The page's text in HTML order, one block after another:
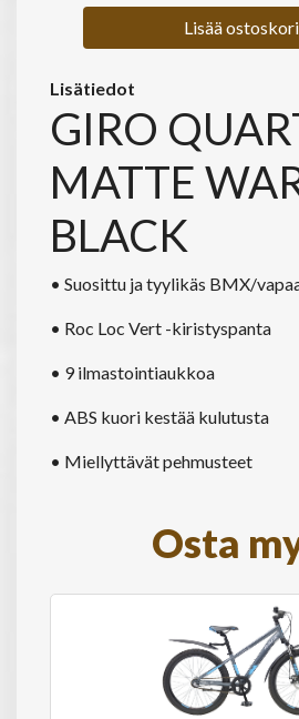
Lisää
Lisätiedot
GIRO
MATTE
BLACK
• Suosittu ja tyylikäs BMX/
• Roc Loc Vert -kiristyspanta
• 9 ilmastointiaukkoa
• ABS kuori kestää kulutusta
• Miellyttävät pehmusteet
Osta